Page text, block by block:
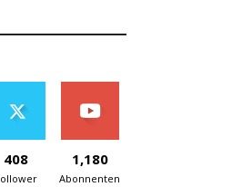
408 1,180
Abonnenten